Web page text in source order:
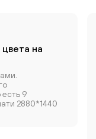
на
есть 9
2880*1440